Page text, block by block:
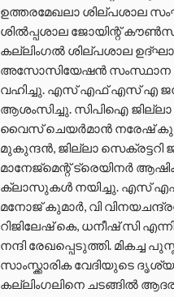
ഉത്തരമേഖലാ ശില്പശാല
ശിൽപ്പശാല ജോയിന്റ്
കല്ലിംഗൽ ശില്പശാല
അസോസിയേഷൻ സംസ്ഥാന
വഹിച്ചു. എസ് എഫ് എസ് എ
ആശംസിച്ചു. സിപിഐ ജില്ലാ
വൈസ് ചെയർമാൻ നരേഷ്
മുകുന്ദൻ, ജില്ലാ
മാനേജ്മെന്റ് ട്രെയിനർ
ക്ലാസുകൾ നയിച്ചു. എസ്
മനോജ് കുമാർ, വി
റിജിലേഷ് കെ, ധനീഷ് സി
നന്ദി രേഖപ്പെടുത്തി.
സാംസ്ക്കാരിക വേദിയുടെ
കല്ലിംഗലിനെ ചടങ്ങിൽ